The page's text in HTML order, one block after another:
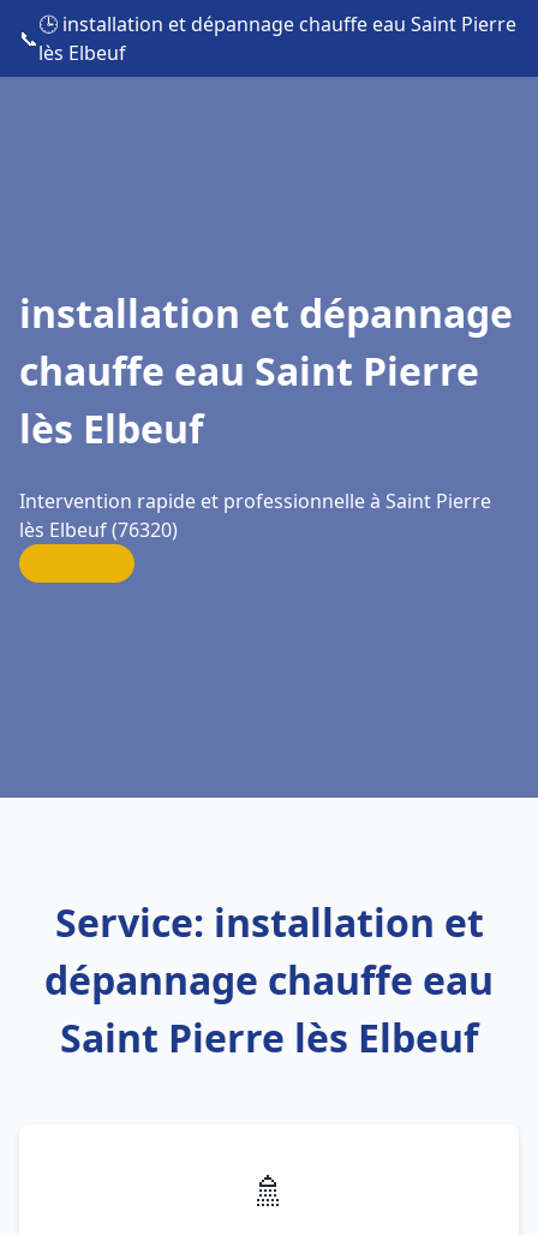
📞
🕒 installation et dépannage chauffe eau Saint Pierre
lès Elbeuf
installation et dépannage
chauffe eau Saint Pierre
lès Elbeuf
Intervention rapide et professionnelle à Saint Pierre
lès Elbeuf (76320)
Service: installation et
dépannage chauffe eau
Saint Pierre lès Elbeuf
🚿